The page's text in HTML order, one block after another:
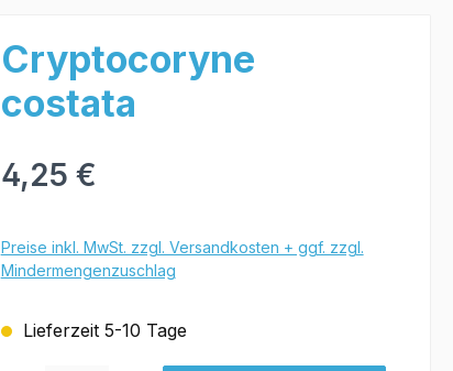
Cryptocoryne
costata
4,25 €
Preise inkl. MwSt. zzgl. Versandkosten + ggf. zzgl.
Mindermengenzuschlag
Lieferzeit 5-10 Tage